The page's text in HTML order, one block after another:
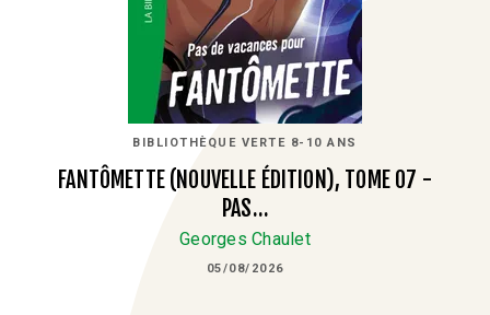
BIBLIOTHÈQUE VERTE 8-10 ANS
FANTÔMETTE (NOUVELLE ÉDITION), TOME 07 -
PAS…
Georges Chaulet
05/08/2026